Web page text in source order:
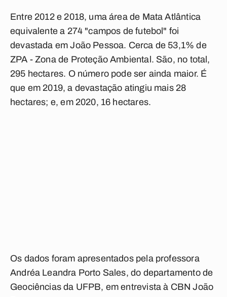
Entre 2012 e 2018, uma área de Mata Atlântica
equivalente a 274 "campos de futebol" foi
devastada em João Pessoa. Cerca de 53,1% de
ZPA - Zona de Proteção Ambiental. São, no total,
295 hectares. O número pode ser ainda maior. É
que em 2019, a devastação atingiu mais 28
hectares; e, em 2020, 16 hectares.
Os dados foram apresentados pela professora
Andréa Leandra Porto Sales, do departamento de
Geociências da UFPB, em entrevista à CBN João